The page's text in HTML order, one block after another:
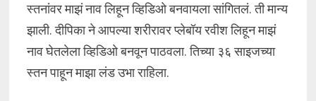
स्तनांवर माझं नाव लिहून व्हिडिओ बनवायला सांगितलं. ती मान्य
झाली. दीपिका ने आपल्या शरीरावर प्लेबॉय रवीश लिहून माझं
नाव घेतलेला व्हिडिओ बनवून पाठवला. तिच्या ३६ साइजच्या
स्तन पाहून माझा लंड उभा राहिला.